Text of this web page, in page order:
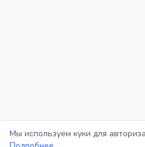
Мы используем куки для